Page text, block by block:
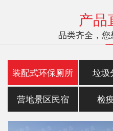
产品
品类齐全，
装配式环保厕所 垃圾
营地景区民宿 检